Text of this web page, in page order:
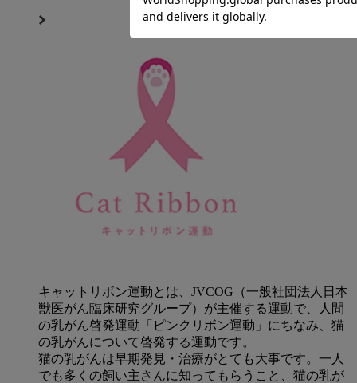
キャットリボン運動とは、JVCOG（一般社団法人日本
獣医がん臨床研究グループ）が主催する運動で、人間
の乳がん啓発運動「ピンクリボン運動」にちなみ、猫
の乳がんについて啓発する運動です。
猫の乳がんは早期発見・治療がとても大事です。一人
でも多くの飼い主さんに知ってもらうこと、猫の乳が